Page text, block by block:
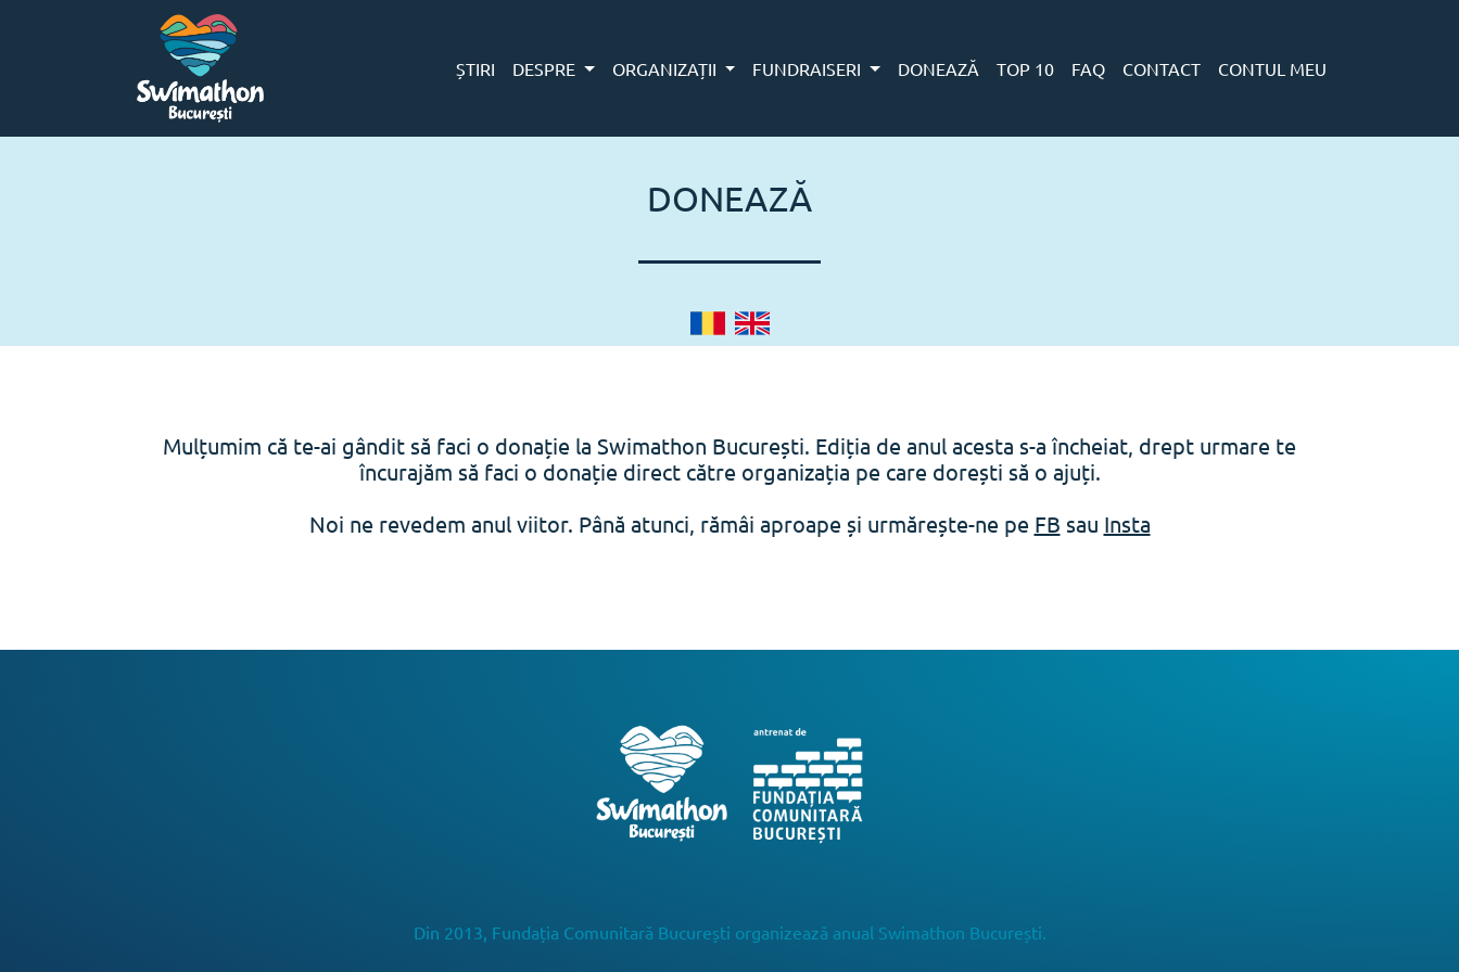
ȘTIRI DESPRE ORGANIZAȚII FUNDRAISERI DONEAZĂ TOP 10 FAQ CONTACT CONTUL MEU
DONEAZĂ
Mulțumim că te-ai gândit să faci o donație la Swimathon București. Ediția de anul acesta s-a încheiat, drept urmare te
încurajăm să faci o donație direct către organizația pe care dorești să o ajuți.
Noi ne revedem anul viitor. Până atunci, rămâi aproape și urmărește-ne pe FB sau Insta
Din 2013, Fundația Comunitară București organizează anual Swimathon București.